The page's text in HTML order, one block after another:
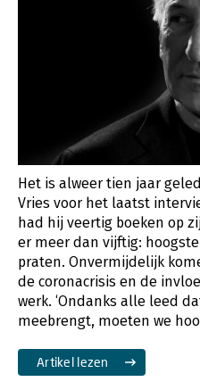
Het is alweer tien jaar
Vries voor het laatst
had hij veertig boeken op
er meer dan vijftig:
praten. Onvermijdelijk
de coronacrisis en de
werk. ‘Ondanks alle leed
meebrengt, moeten we
Artikel lezen